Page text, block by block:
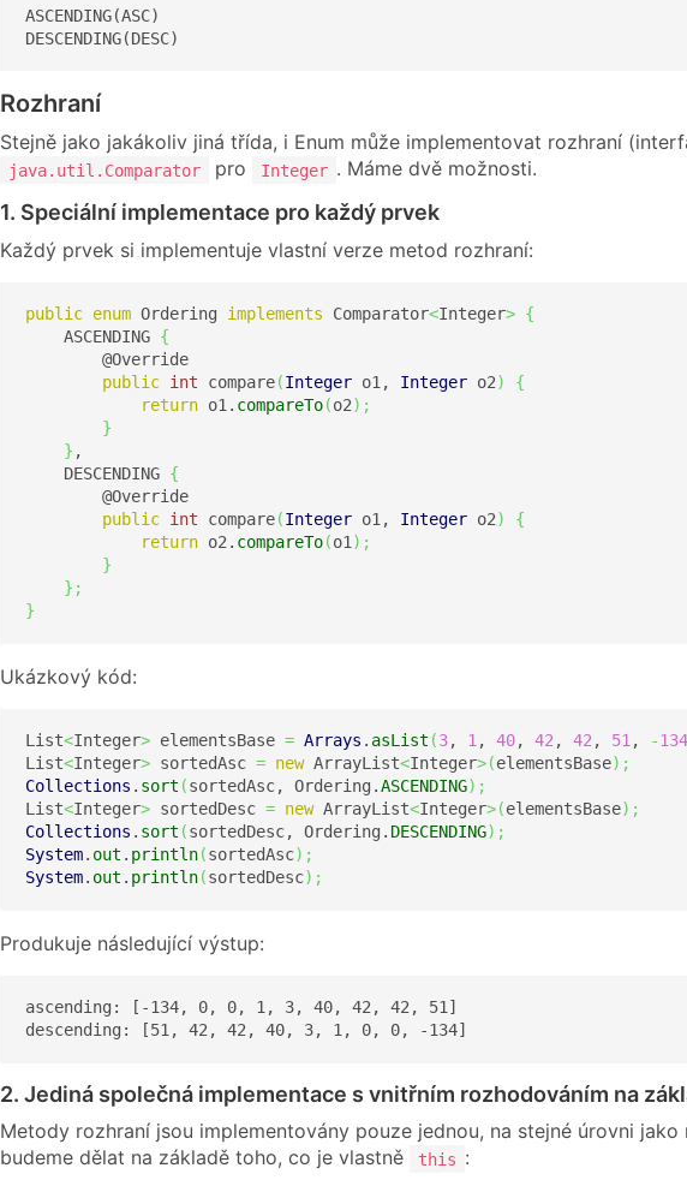
ASCENDING(ASC)
DESCENDING(DESC)
Rozhraní
Stejně jako jakákoliv jiná třída, i Enum může implementovat rozhraní
java.util.Comparator pro Integer . Máme dvě možnosti.
1. Speciální implementace pro každý prvek
Každý prvek si implementuje vlastní verze metod rozhraní:
public enum Ordering implements Comparator<Integer> {
    ASCENDING
{
        @Override
public int compare(Integer o1, Integer o2)
{
return o1. compareTo(o2) ;
}
} ,
    DESCENDING
{
        @Override
public int compare(Integer o1, Integer o2)
{
return o2. compareTo(o1 ) ;
}
} ;
}
Ukázkový kód:
List<Integer> elementsBase = Arrays . asList (3, 1 , 40, 42 , 42 , 51 , -134
List<Integer> sortedAsc = new ArrayList<Integer>(elementsBase) ;
Collections . sort (sortedAsc, Ordering.ASCENDING) ;
List<Integer> sortedDesc = new ArrayList<Integer>(elementsBase) ;
Collections . sort (sortedDesc, Ordering. DESCENDING) ;
System. out . println(sortedAsc) ;
System. out . println(sortedDesc) ;
Produkuje následující výstup:
ascending: [-134, 0, 0, 1, 3, 40, 42, 42, 51]
descending: [51, 42, 42, 40, 3, 1, 0, 0, -134]
2. Jediná společná implementace s vnitřním rozhodováním na
Metody rozhraní jsou implementovány pouze jednou, na stejné úrovni
budeme dělat na základě toho, co je vlastně
this :